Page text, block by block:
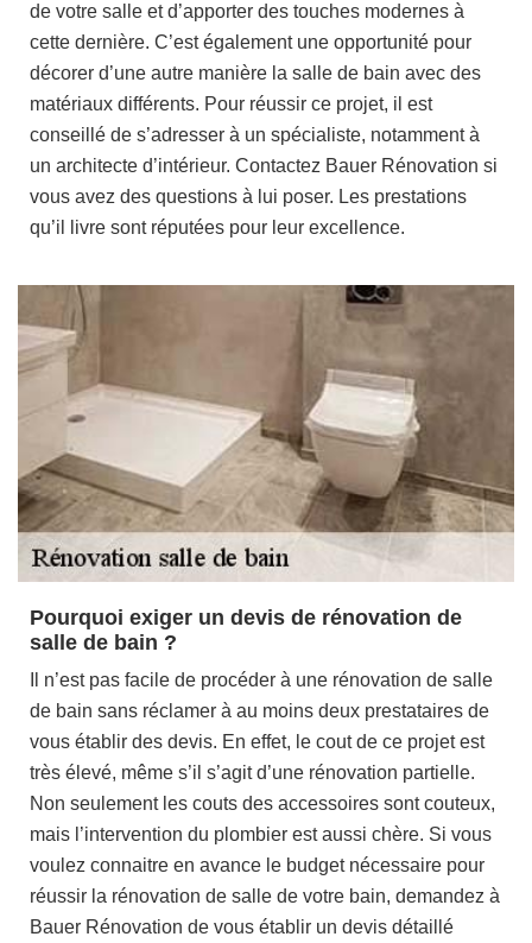
de votre salle et d’apporter des touches modernes à
cette dernière. C’est également une opportunité pour
décorer d’une autre manière la salle de bain avec des
matériaux différents. Pour réussir ce projet, il est
conseillé de s’adresser à un spécialiste, notamment à
un architecte d’intérieur. Contactez Bauer Rénovation si
vous avez des questions à lui poser. Les prestations
qu’il livre sont réputées pour leur excellence.
Pourquoi exiger un devis de rénovation de
salle de bain ?
Il n’est pas facile de procéder à une rénovation de salle
de bain sans réclamer à au moins deux prestataires de
vous établir des devis. En effet, le cout de ce projet est
très élevé, même s’il s’agit d’une rénovation partielle.
Non seulement les couts des accessoires sont couteux,
mais l’intervention du plombier est aussi chère. Si vous
voulez connaitre en avance le budget nécessaire pour
réussir la rénovation de salle de votre bain, demandez à
Bauer Rénovation de vous établir un devis détaillé